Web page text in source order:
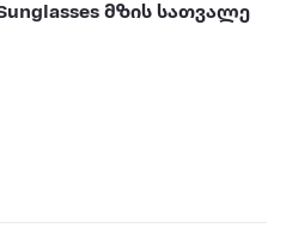
Unisex Sunglasses მზის სათვალე